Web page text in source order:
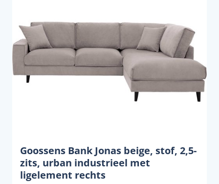
Goossens Bank Jonas beige, stof, 2,5-
zits, urban industrieel met
ligelement rechts